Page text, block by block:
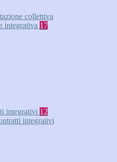
collettiva
integrativa 17
integrativi 12
integrativi